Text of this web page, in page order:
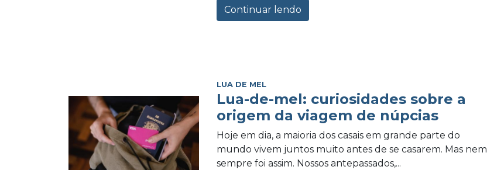
Continuar lendo
LUA DE MEL
Lua-de-mel: curiosidades sobre a
origem da viagem de núpcias
Hoje em dia, a maioria dos casais em grande parte do
mundo vivem juntos muito antes de se casarem. Mas nem
sempre foi assim. Nossos antepassados,...